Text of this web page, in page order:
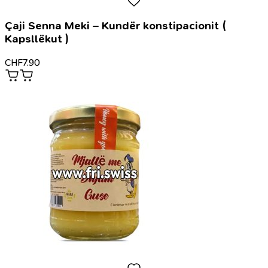
Çaji Senna Meki – Kundër konstipacionit (
Kapsllëkut )
CHF7.90